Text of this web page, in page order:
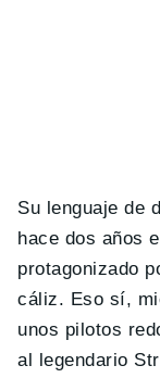
Su lenguaje de
hace dos años
protagonizado
cáliz. Eso sí,
unos pilotos
al legendario